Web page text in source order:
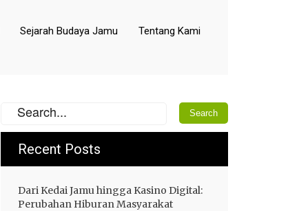
Sejarah Budaya Jamu Tentang Kami
Recent Posts
Dari Kedai Jamu hingga Kasino Digital:
Perubahan Hiburan Masyarakat